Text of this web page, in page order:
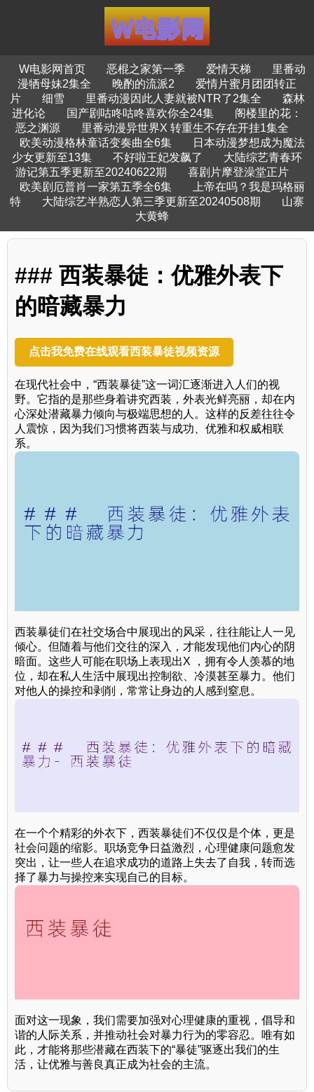
W电影网首页 恶棍之家第一季 爱情天梯
里番动
漫牺母妹2集全
晚酌的流派2
爱情片蜜月团团转正
片
细雪 里番动漫因此人妻就被NTR了2集全
森林
进化论
国产剧咕咚咕咚喜欢你全24集
阁楼里的花：
恶之渊源
里番动漫异世界X 转重生不存在开挂1集全
欧美动漫格林童话变奏曲全6集
日本动漫梦想成为魔法
少女更新至13集
不好啦王妃发飙了
大陆综艺青春环
游记第五季更新至20240622期
喜剧片摩登澡堂正片
欧美剧厄普肖一家第五季全6集
上帝在吗？我是玛格丽
特
大陆综艺半熟恋人第三季更新至20240508期
山寨
大黄蜂
### 西装暴徒：优雅外表下
的暗藏暴力
点击我免费在线观看西装暴徒视频资源
在现代社会中，“西装暴徒”这一词汇逐渐进入人们的视
野。它指的是那些身着讲究西装，外表光鲜亮丽，却在内
心深处潜藏暴力倾向与极端思想的人。这样的反差往往令
人震惊，因为我们习惯将西装与成功、优雅和权威相联
系。
西装暴徒们在社交场合中展现出的风采，往往能让人一见
倾心。但随着与他们交往的深入，才能发现他们内心的阴
暗面。这些人可能在职场上表现出X ，拥有令人羡慕的地
位，却在私人生活中展现出控制欲、冷漠甚至暴力。他们
对他人的操控和剥削，常常让身边的人感到窒息。
在一个个精彩的外衣下，西装暴徒们不仅仅是个体，更是
社会问题的缩影。职场竞争日益激烈，心理健康问题愈发
突出，让一些人在追求成功的道路上失去了自我，转而选
择了暴力与操控来实现自己的目标。
面对这一现象，我们需要加强对心理健康的重视，倡导和
谐的人际关系，并推动社会对暴力行为的零容忍。唯有如
此，才能将那些潜藏在西装下的“暴徒”驱逐出我们的生
活，让优雅与善良真正成为社会的主流。